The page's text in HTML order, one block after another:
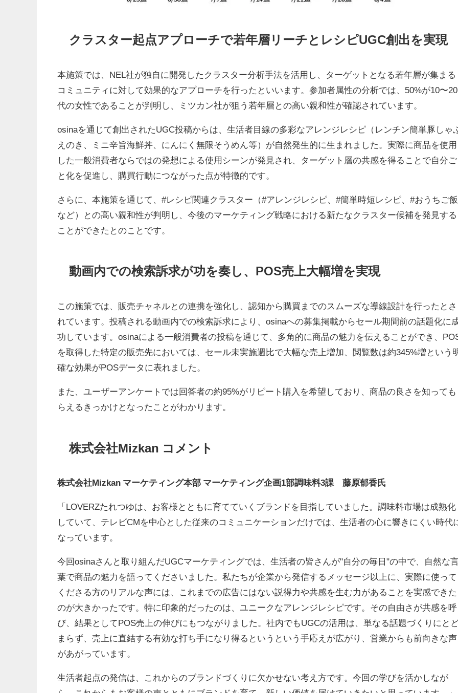
クラスター起点アプローチで若年層リーチとレシピUGC創出を実現
本施策では、NEL社が独自に開発したクラスター分析手法を活用し、ターゲットとなる若年層が集まる
コミュニティに対して効果的なアプローチを行ったといいます。参加者属性の分析では、50%が10〜20
代の女性であることが判明し、ミツカン社が狙う若年層との高い親和性が確認されています。
osinaを通じて創出されたUGC投稿からは、生活者目線の多彩なアレンジレシピ（レンチン簡単豚しゃ
えのき、ミニ辛旨海鮮丼、にんにく無限そうめん等）が自然発生的に生まれました。実際に商品を使用
した一般消費者ならではの発想による使用シーンが発見され、ターゲット層の共感を得ることで自分ご
と化を促進し、購買行動につながった点が特徴的です。
さらに、本施策を通じて、#レシピ関連クラスター（#アレンジレシピ、#簡単時短レシピ、#おうちご飯
など）との高い親和性が判明し、今後のマーケティング戦略における新たなクラスター候補を発見する
ことができたとのことです。
動画内での検索訴求が功を奏し、POS売上大幅増を実現
この施策では、販売チャネルとの連携を強化し、認知から購買までのスムーズな導線設計を行ったとさ
れています。投稿される動画内での検索訴求により、osinaへの募集掲載からセール期間前の話題化に
功しています。osinaによる一般消費者の投稿を通じて、多角的に商品の魅力を伝えることができ、
を取得した特定の販売先においては、セール未実施週比で大幅な売上増加、閲覧数は約345%増という
確な効果がPOSデータに表れました。
また、ユーザーアンケートでは回答者の約95%がリピート購入を希望しており、商品の良さを知っても
らえるきっかけとなったことがわかります。
株式会社Mizkan コメント
株式会社Mizkan マーケティング本部 マーケティング企画1部調味料3課 藤原郁香氏
「LOVERZたれつゆは、お客様とともに育てていくブランドを目指していました。調味料市場は成熟化
していて、テレビCMを中心とした従来のコミュニケーションだけでは、生活者の心に響きにくい時代
なっています。
今回osinaさんと取り組んだUGCマーケティングでは、生活者の皆さんが"自分の毎日"の中で、自然な
葉で商品の魅力を語ってくださいました。私たちが企業から発信するメッセージ以上に、実際に使って
くださる方のリアルな声には、これまでの広告にはない説得力や共感を生む力があることを実感できた
のが大きかったです。特に印象的だったのは、ユニークなアレンジレシピです。その自由さが共感を呼
び、結果としてPOS売上の伸びにもつながりました。社内でもUGCの活用は、単なる話題づくりにと
まらず、売上に直結する有効な打ち手になり得るというという手応えが広がり、営業からも前向きな声
があがっています。
生活者起点の発信は、これからのブランドづくりに欠かせない考え方です。今回の学びを活かしなが